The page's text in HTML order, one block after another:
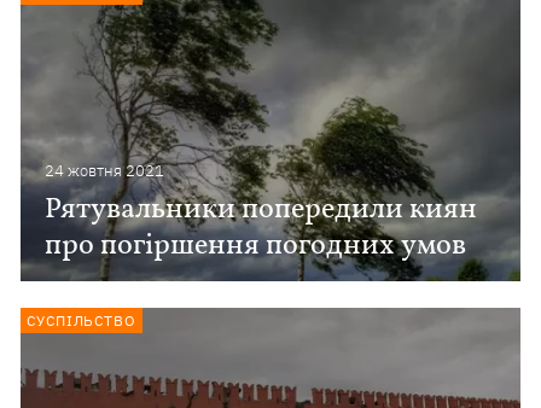
24 жовтня 2021
Рятувальники попередили киян
про погіршення погодних умов
СУСПІЛЬСТВО